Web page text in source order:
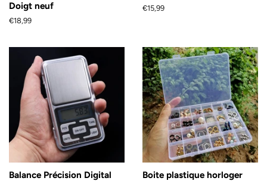
Doigt neuf
Prix
€18,99
Prix
€15,99
Balance Précision Digital
Boite plastique horloger